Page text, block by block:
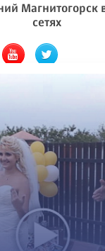
Магнитогорск
сетях